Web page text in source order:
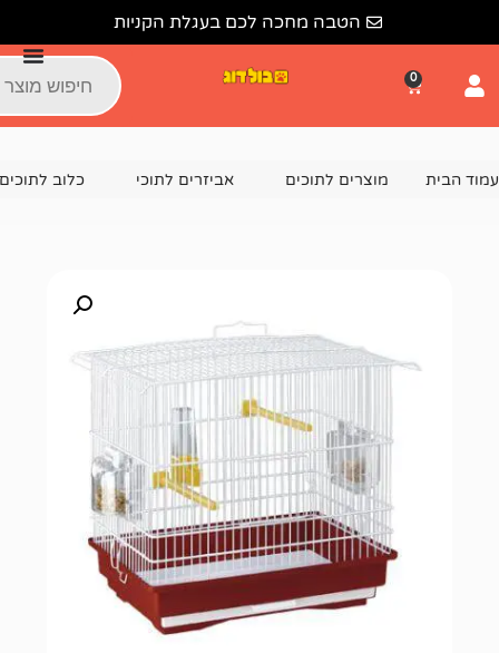
הטבה מחכה לכם בעגלת הקניות
לתוכים אביזרים לתוכי כלוב לתוכים כלוב לתוכים